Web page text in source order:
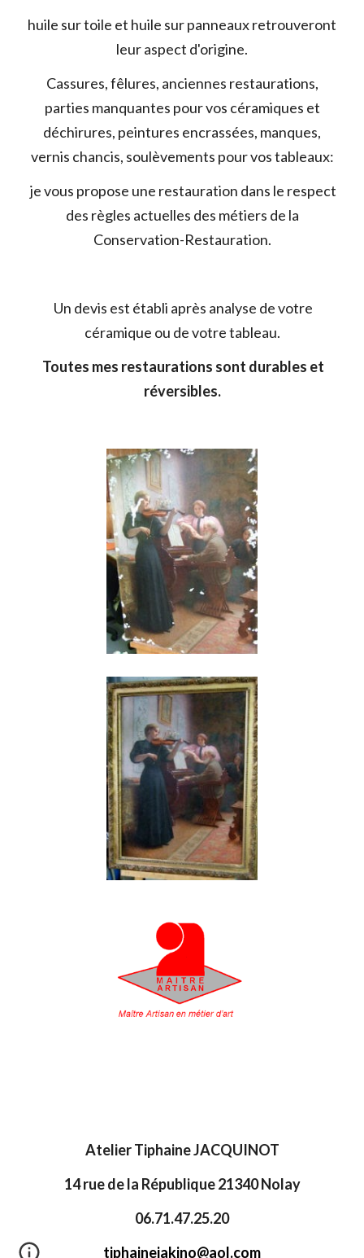
huile sur toile et huile sur panneaux retrouveront
leur aspect d'origine.
Cassures, fêlures, anciennes restaurations,
parties manquantes pour vos céramiques et
déchirures, peintures encrassées, manques,
vernis chancis, soulèvements pour vos tableaux:
je vous propose une restauration dans le respect
des règles actuelles des métiers de la
Conservation-Restauration.
Un devis est établi après analyse de votre
céramique ou de votre tableau.
Toutes mes restaurations sont durables et
réversibles.
Atelier Tiphaine JACQUINOT
14 rue de la République 21340 Nolay
06.71.47.25.20
tiphainejakino@aol.com